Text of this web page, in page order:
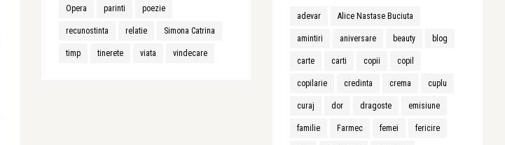
Opera parinti poezie
recunostinta relatie Simona Catrina
timp tinerete viata vindecare
adevar Alice Nastase Buciuta
amintiri aniversare beauty blog
carte carti copii copil
copilarie credinta crema cuplu
curaj dor dragoste emisiune
familie Farmec femei fericire